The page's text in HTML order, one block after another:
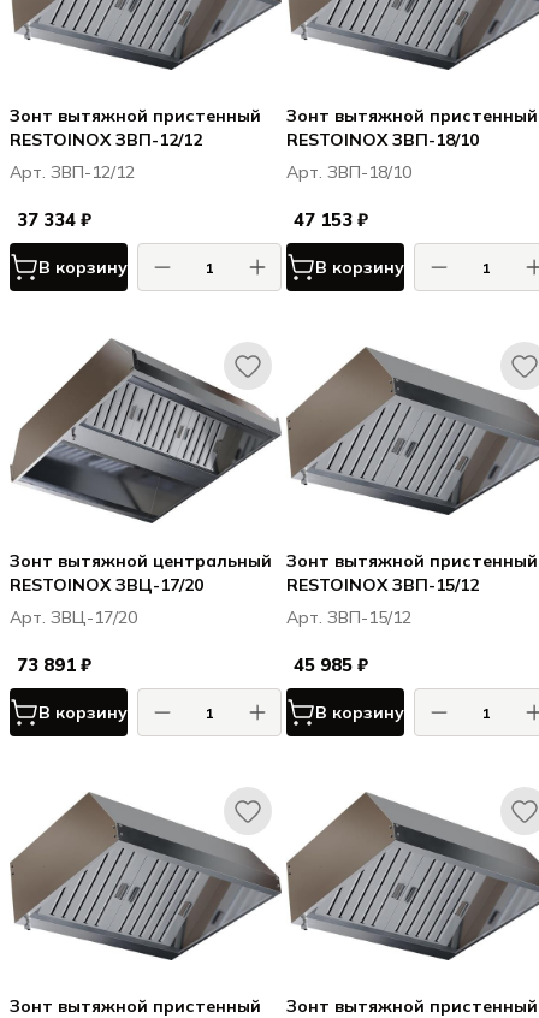
Зонт вытяжной пристенный
RESTOINOX ЗВП-12/12
Арт. ЗВП-12/12
37 334 ₽
В корзину
Зонт вытяжной пристенный
RESTOINOX ЗВП-18/10
Арт. ЗВП-18/10
47 153 ₽
В корзину
Зонт вытяжной центральный
RESTOINOX ЗВЦ-17/20
Арт. ЗВЦ-17/20
73 891 ₽
В корзину
Зонт вытяжной пристенный
RESTOINOX ЗВП-15/12
Арт. ЗВП-15/12
45 985 ₽
В корзину
Зонт вытяжной пристенный
Зонт вытяжной пристенный